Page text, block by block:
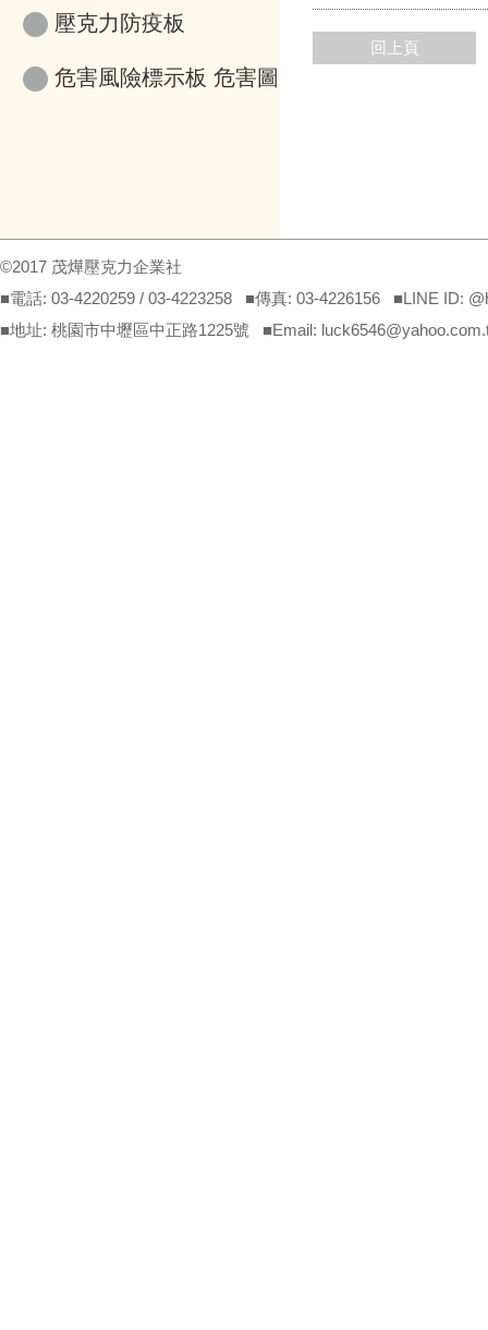
壓克力防疫板
危害風險標示板 危害圖
回上頁
©2017 茂燁壓克力企業社
■電話: 03-4220259 / 03-4223258 ■傳真: 03-4226156 ■LINE ID:
■地址: 桃園市中壢區中正路1225號 ■Email: